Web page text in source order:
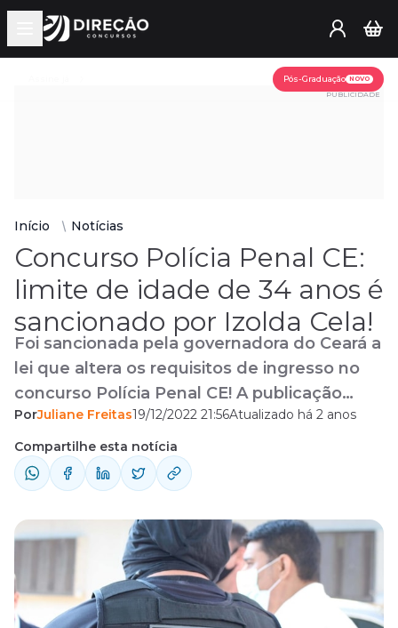
Open main menu
Pós-Graduação NOVO
PUBLICIDADE
Início Notícias
Concurso Polícia Penal CE:
limite de idade de 34 anos é
sancionado por Izolda Cela!
Foi sancionada pela governadora do Ceará a
lei que altera os requisitos de ingresso no
concurso Polícia Penal CE! A publicação
ocorreu em Diário Oficial nesta segunda-
feira, 19 de dezembro, a Lei nº 18.269, e
altera os requisitos de ingresso na Polícia
Penal do Ceará, estabelecidos pela Lei nº
17.388. O principal requisito alterado foi em
relação ...
PorJuliane Freitas19/12/2022 21:56Atualizado há 2 anos
Compartilhe esta notícia